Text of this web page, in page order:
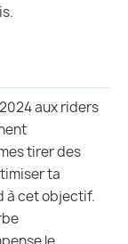
2024 aux riders
tirer des
ta
à cet objectif.